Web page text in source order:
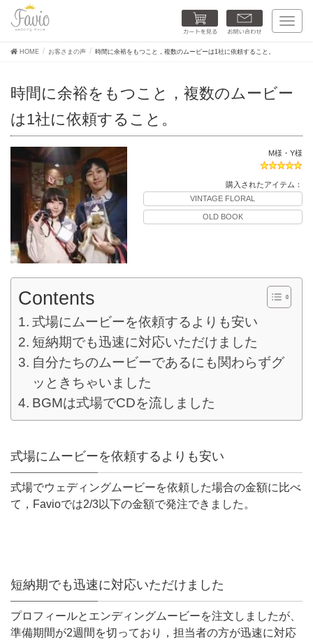
T
o
n
a
t
o
お問い合わせ
カートを見る
HOME お客さまの声 時間に余裕をもつこと，複数のムービーは1社に依頼すること。
時間に余裕をもつこと，複数のムービー
は1社に依頼すること。
M様・Y様
購入されたアイテム：
VINTAGE FLORAL
OLD BOOK
Contents
式場にムービーを依頼するよりも安い
短納期でも迅速に対応いただけました
自分たちのムービーであるにも関わらずグ
ッときちゃいました
BGMは式場でCDを流しました
式場にムービーを依頼するよりも安い
式場でウェディングムービーを依頼した場合の金額に比べ
て，Favioでは2/3以下の金額で発注できました。
短納期でも迅速に対応いただけました
プロフィールとエンディングムービーを注文しましたが、
準備期間が2週間を切 っており，担当者の方が迅速に対応